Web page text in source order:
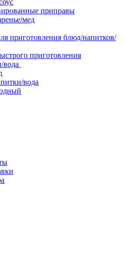
приправы
мед
приготовления блюд/напитков/
приготовления
вода
вода